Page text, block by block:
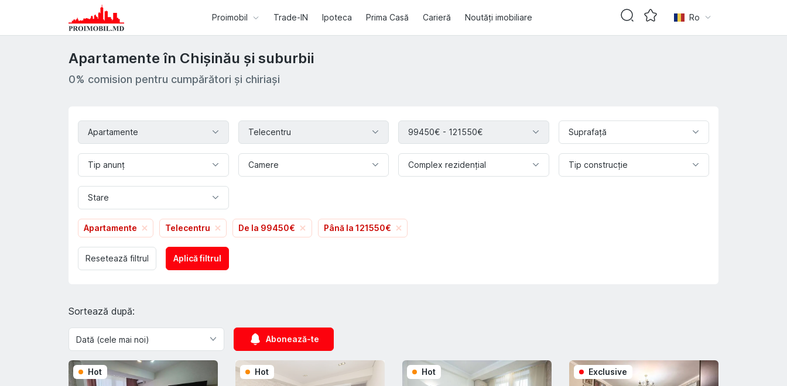
Apartamente Telecentru 99450€ - 121550€ Suprafaţă
Tip anunț Camere Complex rezidențial Tip construcție
Stare
Apartamente Telecentru De la 99450€ Până la 121550€
Aplică filtrul
Resetează filtrul
Apartamente în Chișinău și suburbii
0% comision pentru cumpărători și chiriași
Sortează după:
Abonează-te
Hot Hot Hot Exclusive
Proimobil Trade-IN Ipoteca Prima Casă Carieră Noutăți imobiliare Ro